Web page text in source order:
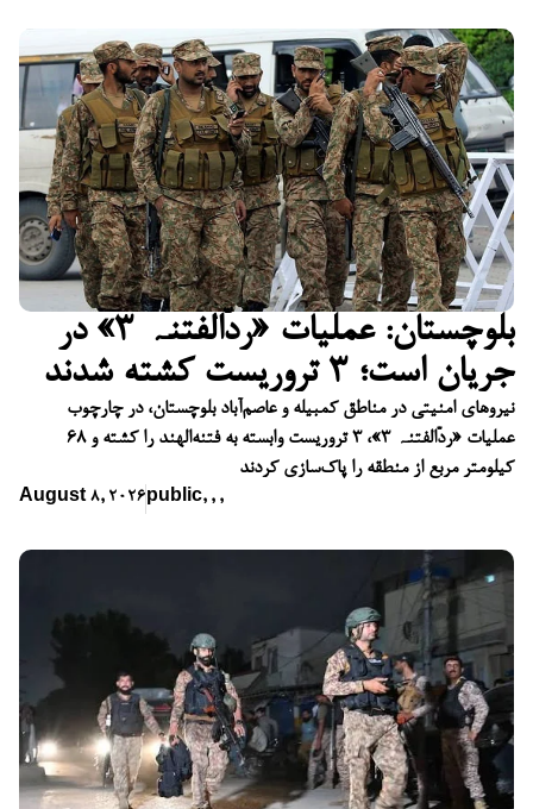
بلوچستان: عملیات «ردّالفتنہ ۳» در
جریان است؛ ۳ تروریست کشته شدند
نیروهای امنیتی در مناطق کمبیله و عاصم‌آباد بلوچستان، در چارچوب
عملیات «ردّالفتنہ ۳»، ۳ تروریست وابسته به فتنه‌الهند را کشته و ۶۸
کیلومتر مربع از منطقه را پاک‌سازی کردند
August 8, 2026 public, , ,